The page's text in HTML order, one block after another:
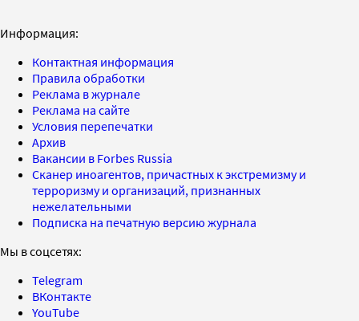
Информация:
Контактная информация
Правила обработки
Реклама в журнале
Реклама на сайте
Условия перепечатки
Архив
Вакансии в Forbes Russia
Сканер иноагентов, причастных к экстремизму и
терроризму и организаций, признанных
нежелательными
Подписка на печатную версию журнала
Мы в соцсетях:
Telegram
ВКонтакте
YouTube